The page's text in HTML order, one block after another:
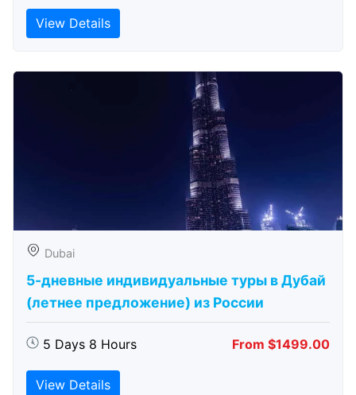
View Details
Dubai
5-дневные индивидуальные туры в Дубай
(летнее предложение) из России
5 Days 8 Hours From $1499.00
View Details